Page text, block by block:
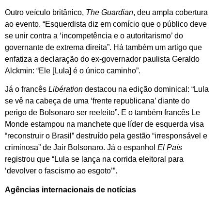
Outro veículo britânico, The Guardian, deu ampla cobertura
ao evento. “Esquerdista diz em comício que o público deve
se unir contra a ‘incompetência e o autoritarismo’ do
governante de extrema direita”. Há também um artigo que
enfatiza a declaração do ex-governador paulista Geraldo
Alckmin: “Ele [Lula] é o único caminho”.
Já o francês Libération destacou na edição dominical: “Lula
se vê na cabeça de uma ‘frente republicana’ diante do
perigo de Bolsonaro ser reeleito”. E o também francês Le
Monde estampou na manchete que líder de esquerda visa
“reconstruir o Brasil” destruído pela gestão “irresponsável e
criminosa” de Jair Bolsonaro. Já o espanhol El País
registrou que “Lula se lança na corrida eleitoral para
‘devolver o fascismo ao esgoto’”.
Agências internacionais de notícias